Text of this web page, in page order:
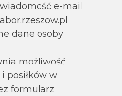
e-mail
dane osoby
możliwość
posiłków w
formularz